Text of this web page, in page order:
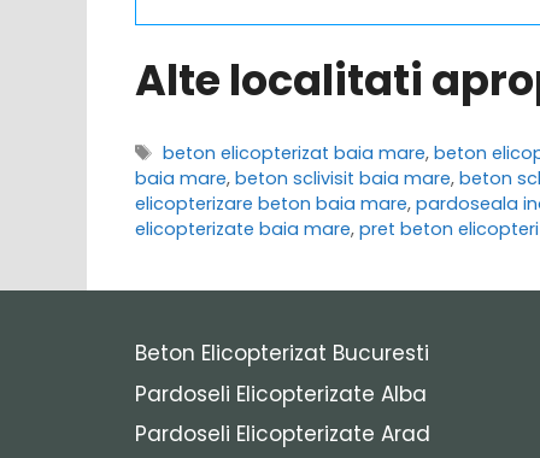
Alte localitati
Etichete
beton elicopterizat baia mare,beton
baia mare, beton sclivisit baia mare, beton
elicopterizare beton baia mare, pardoseala
elicopterizate baia mare, pret beton
Beton Elicopterizat Bucuresti
Pardoseli Elicopterizate Alba
Pardoseli Elicopterizate Arad